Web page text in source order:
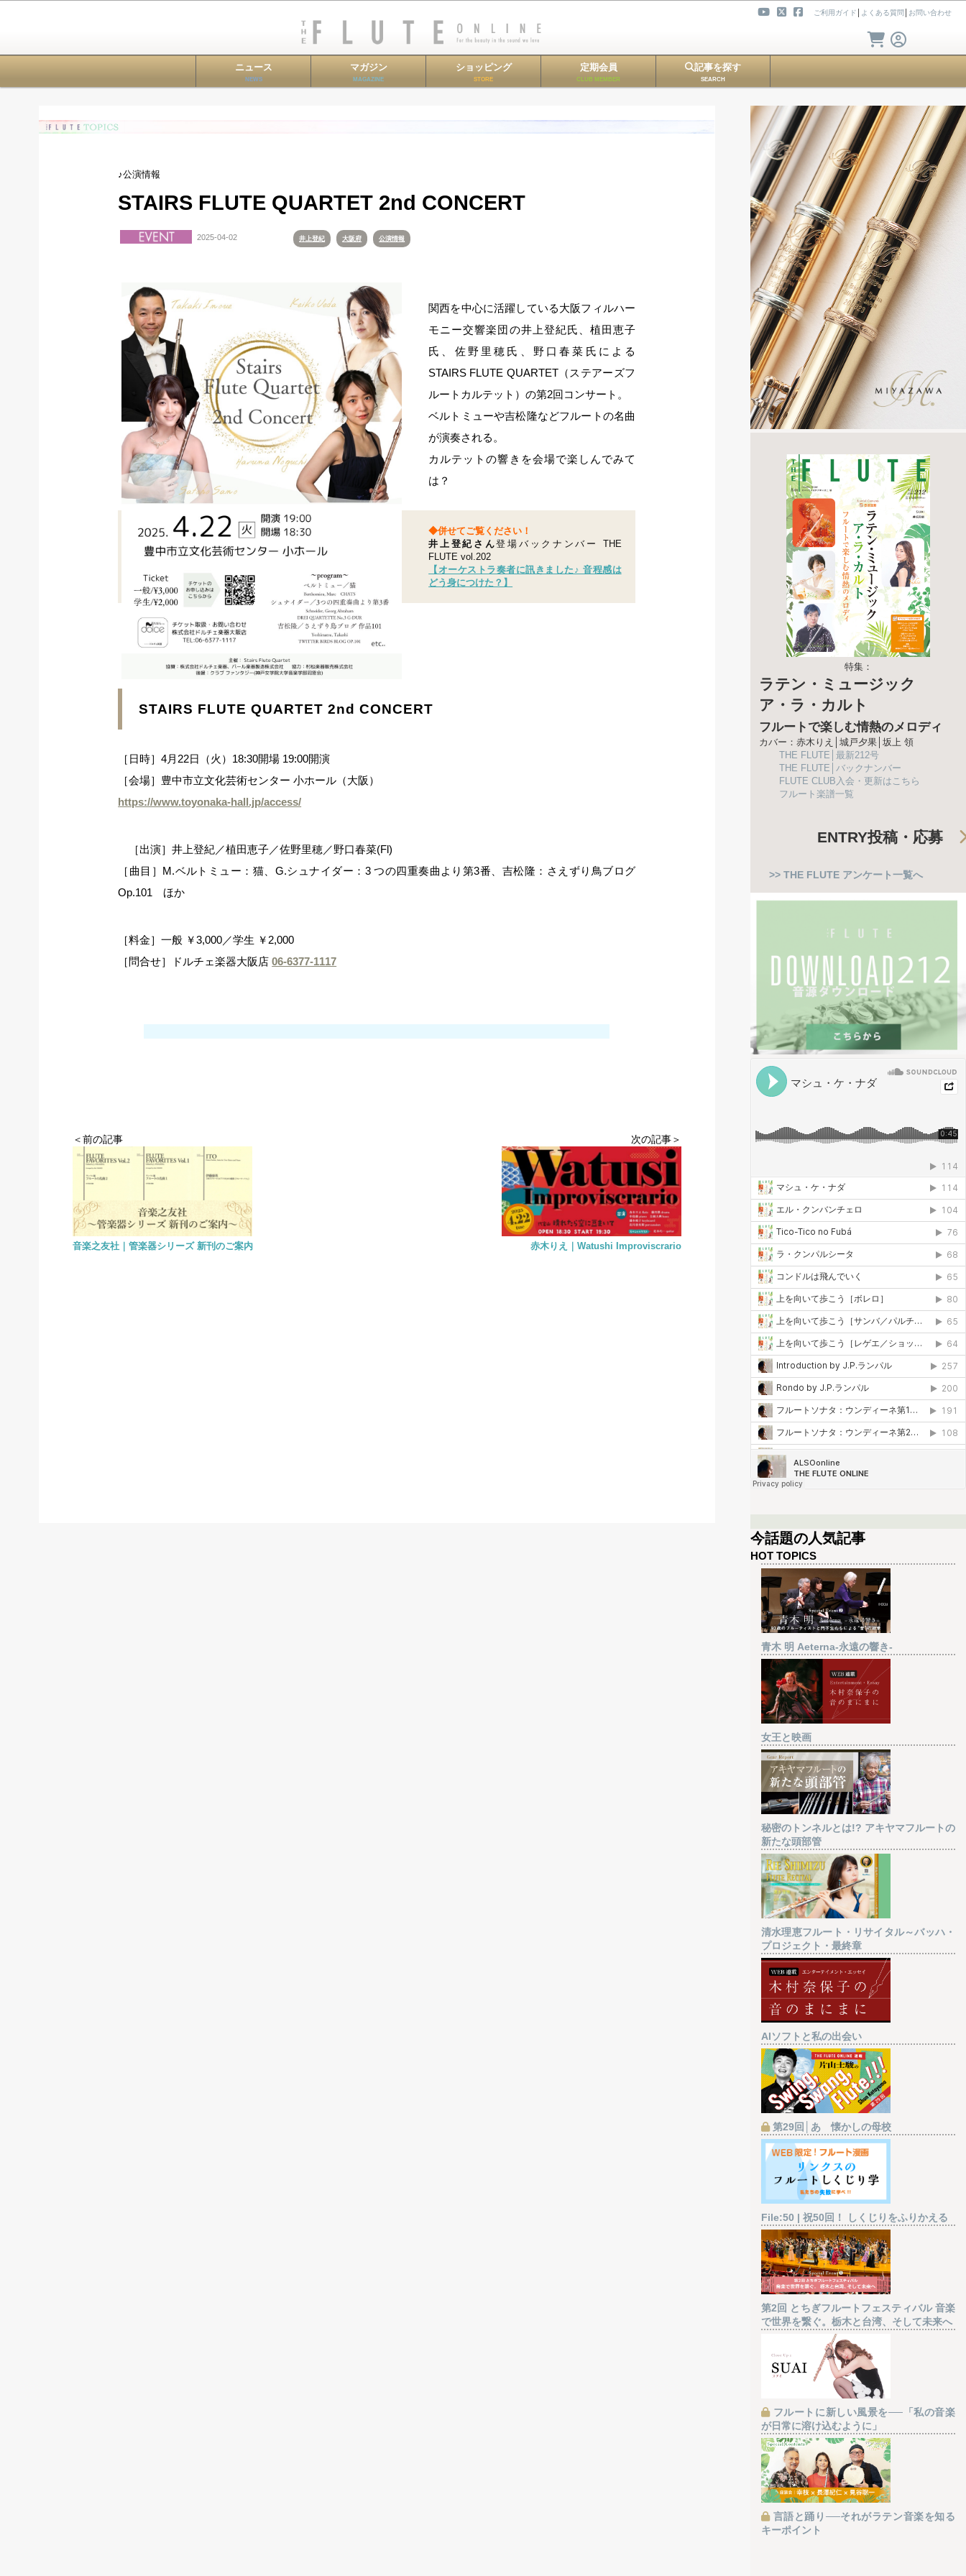
ご利用ガイド よくある質問 お問い合わせ
ニュース
NEWS
マガジン
MAGAZINE
ショッピング
STORE
定期会員
CLUB MEMBER
記事を探す
SEARCH
♪公演情報
STAIRS FLUTE QUARTET 2nd CONCERT
2025-04-02 井上登紀 大阪府 公演情報
関西を中心に活躍している大阪フィルハー
モニー交響楽団の井上登紀氏、植田恵子
氏、佐野里穂氏、野口春菜氏による
STAIRS FLUTE QUARTET（ステアーズフ
ルートカルテット）の第2回コンサート。
ベルトミューや吉松隆などフルートの名曲
が演奏される。
カルテットの響きを会場で楽しんでみて
は？
◆併せてご覧ください！
井上登紀さん登場バックナンバー THE
FLUTE vol.202
【オーケストラ奏者に訊きました♪ 音程感は
どう身につけた？】
STAIRS FLUTE QUARTET 2nd CONCERT
［日時］4月22日（火）18:30開場 19:00開演
［会場］豊中市立文化芸術センター 小ホール（大阪）
https://www.toyonaka-hall.jp/access/
［出演］井上登紀／植田恵子／佐野里穂／野口春菜(Fl)
［曲目］M.ベルトミュー：猫、G.シュナイダー：3 つの四重奏曲より第3番、吉松隆：さえずり鳥ブログ
Op.101 ほか
［料金］一般 ￥3,000／学生 ￥2,000
［問合せ］ドルチェ楽器大阪店06-6377-1117
＜前の記事
音楽之友社｜管楽器シリーズ 新刊のご案内
次の記事＞
赤木りえ｜Watushi Improviscrario
特集：
ラテン・ミュージック
ア・ラ・カルト
フルートで楽しむ情熱のメロディ
カバー：赤木りえ│城戸夕果│坂上 領
THE FLUTE│最新212号
THE FLUTE│バックナンバー
FLUTE CLUB入会・更新はこちら
フルート楽譜一覧
ENTRY投稿・応募
>> THE FLUTE アンケート一覧へ
今話題の人気記事
HOT TOPICS
青木 明 Aeterna-永遠の響き-
女王と映画
秘密のトンネルとは!? アキヤマフルートの
新たな頭部管
清水理恵フルート・リサイタル～バッハ・
プロジェクト・最終章
AIソフトと私の出会い
第29回│あゝ懐かしの母校
File:50 | 祝50回！ しくじりをふりかえる
第2回 とちぎフルートフェスティバル 音楽
で世界を繋ぐ。栃木と台湾、そして未来へ
フルートに新しい風景を──「私の音楽
が日常に溶け込むように」
言語と踊り──それがラテン音楽を知る
キーポイント